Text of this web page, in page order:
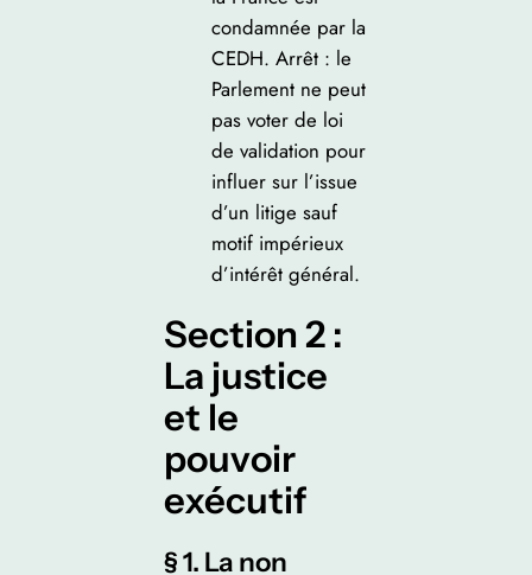
condamnée par la
CEDH. Arrêt : le
Parlement ne peut
pas voter de loi
de validation pour
influer sur l’issue
d’un litige sauf
motif impérieux
d’intérêt général.
Section 2 :
La justice
et le
pouvoir
exécutif
§ 1. La non